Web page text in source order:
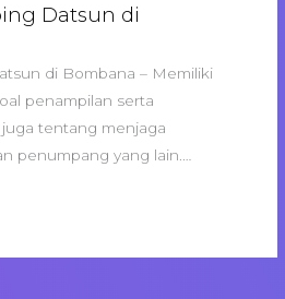
Datsun di
di Bombana – Memiliki
penampilan serta
tentang menjaga
penumpang yang lain.…